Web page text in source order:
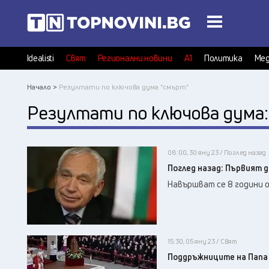
Idealisti Свят Регионални новини А1 Политика
Начало > Резултати по ключова дума "смърт"
Резултати по ключова дума:
08:00, 30 яну 23 / Поглед назад
Поглед назад: Първият
Навършват се 8 години
15:30, 05 яну 23 / Свят
Поддръжниците на